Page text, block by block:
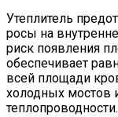
Утеплитель
росы на
риск появления
обеспечивает
всей площади
холодных мостов
теплопроводности.